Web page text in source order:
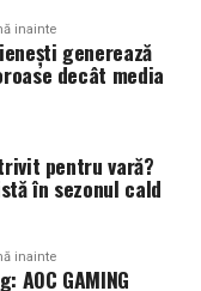
de importantă
privat și
destinații. Prin
o imagine
aduce
a mai
și a regiunii
inainte
generează
decât media
pentru vară?
în sezonul cald
inainte
GAMING